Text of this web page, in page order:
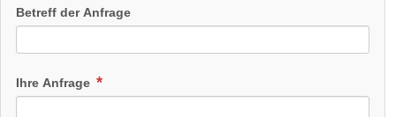
Betreff der Anfrage
Ihre Anfrage